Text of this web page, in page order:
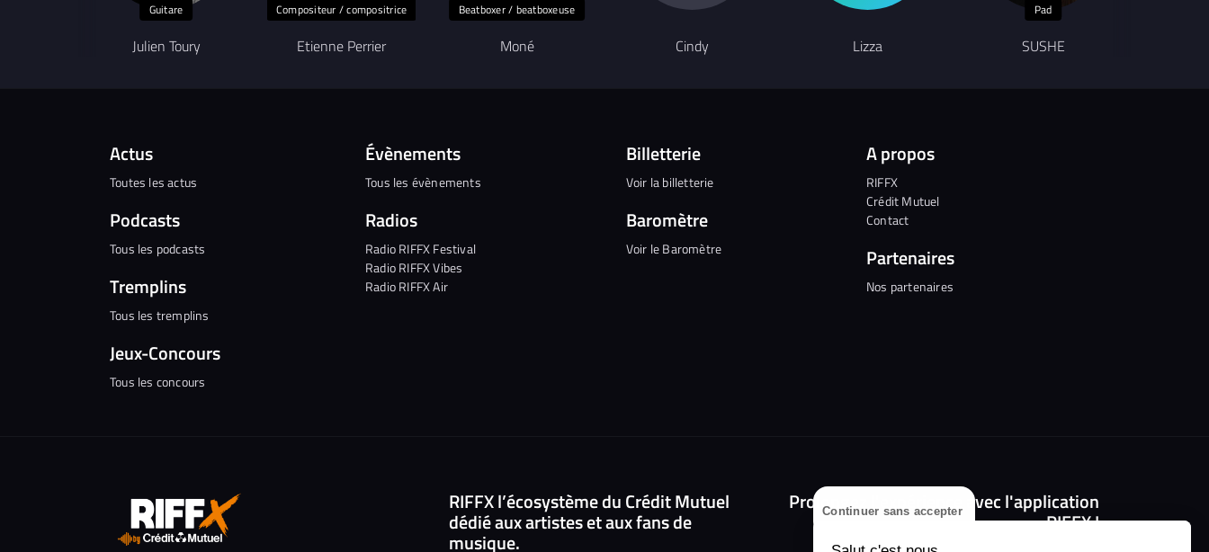
Guitare
Julien Toury
Compositeur / compositrice
Etienne Perrier
Beatboxer / beatboxeuse
Moné Cindy Lizza
Pad
SUSHE
Actus
Toutes les actus
Podcasts
Tous les podcasts
Tremplins
Tous les tremplins
Jeux-Concours
Tous les concours
Évènements
Tous les évènements
Radios
Radio RIFFX Festival
Radio RIFFX Vibes
Radio RIFFX Air
Billetterie
Voir la billetterie
Baromètre
Voir le Baromètre
A propos
RIFFX
Crédit Mutuel
Contact
Partenaires
Nos partenaires
RIFFX l’écosystème du Crédit Mutuel
dédié aux artistes et aux fans de
musique.
Prolongez l'expérience avec l'application
RIFFX !